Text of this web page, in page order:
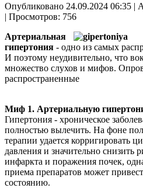
Опубликовано 24.09.2024 06:35 |
| Просмотров: 756
Артериальная
гипертония - одно из самых
И поэтому неудивительно, что
множество слухов и мифов.
распространенные
Миф 1. Артериальную
Гипертония - хроническое
полностью вылечить. На фоне
терапии удается корригировать
давления и значительно снизить
инфаркта и поражения почек,
приема препаратов может
состоянию.